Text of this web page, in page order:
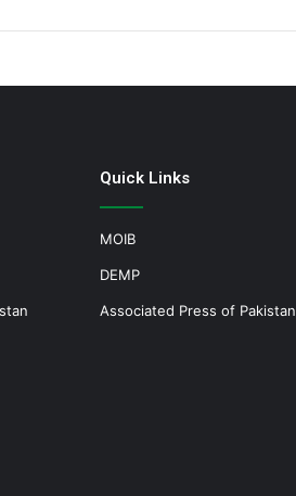
Quick Links
MOIB
DEMP
Associated Press of Pakistan